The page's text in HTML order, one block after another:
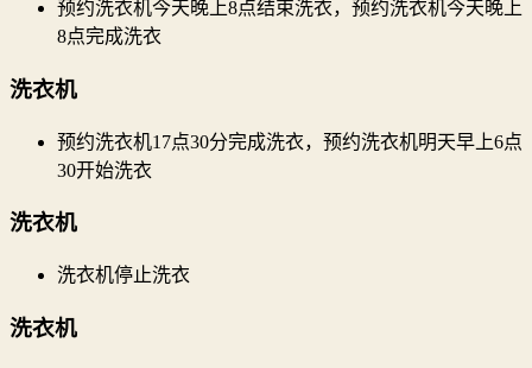
预约洗衣机今天晚上8点结束洗衣，预约洗衣机今天晚上
8点完成洗衣
洗衣机
预约洗衣机17点30分完成洗衣，预约洗衣机明天早上6点
30开始洗衣
洗衣机
洗衣机停止洗衣
洗衣机